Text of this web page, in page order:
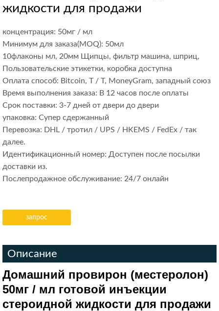
жидкости для продажи
концентрация: 50мг / мл
Минимум для заказа(MOQ): 50мл
10флаконы мл, 20мм Щипцы, фильтр машина, шприц,
Пользовательские этикетки, коробка доступна
Оплата способ: Bitcoin, T / T, MoneyGram, западный союз
Время выполнения заказа: В 12 часов после оплаты
Срок поставки: 3-7 дней от двери до двери
упаковка: Супер сдержанный
Перевозка: DHL / тротил / UPS / HKEMS / FedEx / так
далее.
Идентификационный номер: Доступен после посылки
доставки из.
Послепродажное обслуживание: 24/7 онлайн
запрос
Описание
Домашний провирон (местеролон)
50мг / мл готовой инъекции
стероидной жидкости для продажи